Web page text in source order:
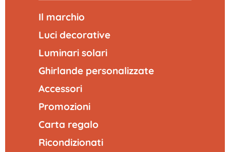
Il marchio
Luci decorative
Luminari solari
Ghirlande personalizzate
Accessori
Promozioni
Carta regalo
Ricondizionati